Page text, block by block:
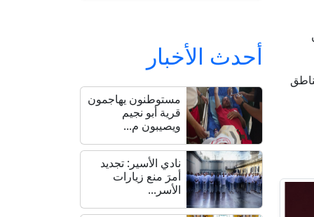
أحدث الأخبار
مستوطنون يهاجمون
قرية أبو نجيم
ويصيبون م...
نادي الأسير: تجديد
أمرَ منع زيارات
الأسر...